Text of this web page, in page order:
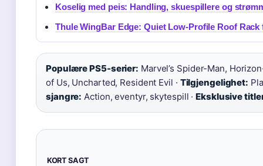
Koselig med peis: Handling, skuespillere og
Thule WingBar Edge: Quiet Low-Profile Roof Rack
Populære PS5-serier: Marvel’s Spider-Man,
of Us, Uncharted, Resident Evil · Tilgjengelighet:
sjangre: Action, eventyr, skytespill ·Eksklusive
KORT SAGT